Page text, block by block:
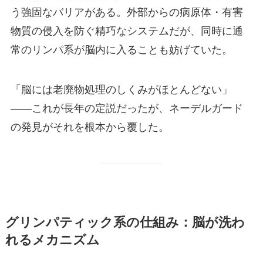
う強固なバリアがある。外部からの病原体・有害
物質の侵入を防ぐ精巧なシステムだが、同時に通
常のリンパ系が脳内に入ることも妨げていた。
「脳には老廃物処理のしくみがほとんどない」
——これが長年の定説だったが、ネーデルガード
の発見がそれを根本から覆した。
グリンパティック系の仕組み：脳が洗わ
れるメカニズム